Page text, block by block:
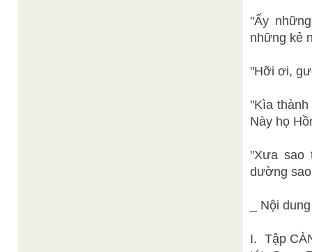
"Ấy
những kẻ
"Hỡi ơi,
"Kìa
Này họ
"Xưa sao
dường
_ Nội
I. Tập